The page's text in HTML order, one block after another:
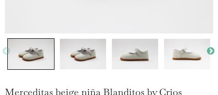
Merceditas beige niña Blanditos by Crios